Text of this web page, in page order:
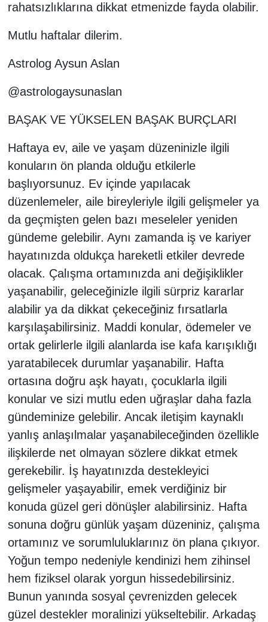
rahatsızlıklarına dikkat etmenizde fayda olabilir.
Mutlu haftalar dilerim.
Astrolog Aysun Aslan
@astrologaysunaslan
BAŞAK VE YÜKSELEN BAŞAK BURÇLARI
Haftaya ev, aile ve yaşam düzeninizle ilgili
konuların ön planda olduğu etkilerle
başlıyorsunuz. Ev içinde yapılacak
düzenlemeler, aile bireyleriyle ilgili gelişmeler ya
da geçmişten gelen bazı meseleler yeniden
gündeme gelebilir. Aynı zamanda iş ve kariyer
hayatınızda oldukça hareketli etkiler devrede
olacak. Çalışma ortamınızda ani değişiklikler
yaşanabilir, geleceğinizle ilgili sürpriz kararlar
alabilir ya da dikkat çekeceğiniz fırsatlarla
karşılaşabilirsiniz. Maddi konular, ödemeler ve
ortak gelirlerle ilgili alanlarda ise kafa karışıklığı
yaratabilecek durumlar yaşanabilir. Hafta
ortasına doğru aşk hayatı, çocuklarla ilgili
konular ve sizi mutlu eden uğraşlar daha fazla
gündeminize gelebilir. Ancak iletişim kaynaklı
yanlış anlaşılmalar yaşanabileceğinden özellikle
ilişkilerde net olmayan sözlere dikkat etmek
gerekebilir. İş hayatınızda destekleyici
gelişmeler yaşayabilir, emek verdiğiniz bir
konuda güzel geri dönüşler alabilirsiniz. Hafta
sonuna doğru günlük yaşam düzeniniz, çalışma
ortamınız ve sorumluluklarınız ön plana çıkıyor.
Yoğun tempo nedeniyle kendinizi hem zihinsel
hem fiziksel olarak yorgun hissedebilirsiniz.
Bunun yanında sosyal çevrenizden gelecek
güzel destekler moralinizi yükseltebilir. Arkadaş